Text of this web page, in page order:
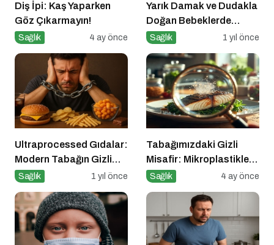
Diş İpi: Kaş Yaparken
Göz Çıkarmayın!
Sağlık 4 ay önce
Yarık Damak ve Dudakla
Doğan Bebeklerde
Beslenme
Sağlık 1 yıl önce
Ultraprocessed Gıdalar:
Modern Tabağın Gizli
Psikobiyolojisi
Sağlık 1 yıl önce
Tabağımızdaki Gizli
Misafir: Mikroplastikler
ve Bedenimizdeki Sessiz
Sağlık 4 ay önce